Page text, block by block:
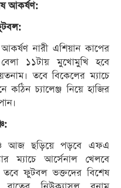
আকর্ষণ:
নারী এশিয়ান কাপের
১১টায় মুখোমুখি হবে
তবে বিকেলের ম্যাচে
কঠিন চ্যালেঞ্জ নিয়ে হাজির
আজ ছড়িয়ে পড়বে এফএ
ম্যাচে আর্সেনাল খেলবে
তবে ফুটবল ভক্তদের বিশেষ